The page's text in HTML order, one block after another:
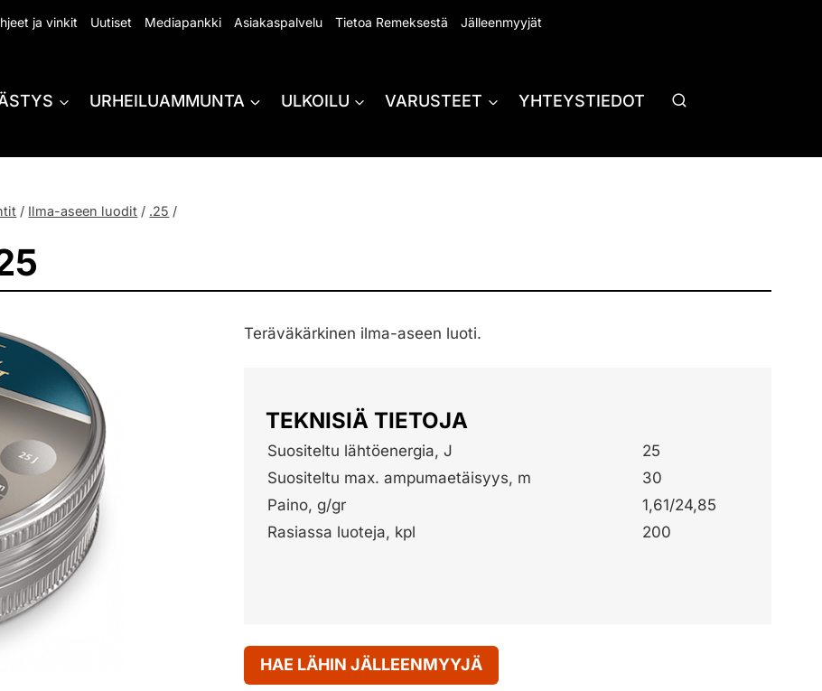
ja vinkit Uutiset Mediapankki Asiakaspalvelu Tietoa Remeksestä Jälleenmyyjät
URHEILUAMMUNTA ULKOILU VARUSTEET YHTEYSTIEDOT
/ Ilma-aseen luodit / .25 /
Teräväkärkinen ilma-aseen luoti.
TEKNISIÄ TIETOJA
Suositeltu lähtöenergia, J
25
Suositeltu max. ampumaetäisyys, m
30
Paino, g/gr
1,61/24,85
Rasiassa luoteja, kpl
200
HAE LÄHIN JÄLLEENMYYJÄ